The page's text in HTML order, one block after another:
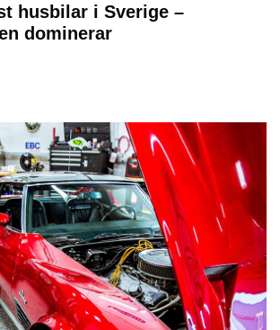
husbilar i Sverige –
dominerar